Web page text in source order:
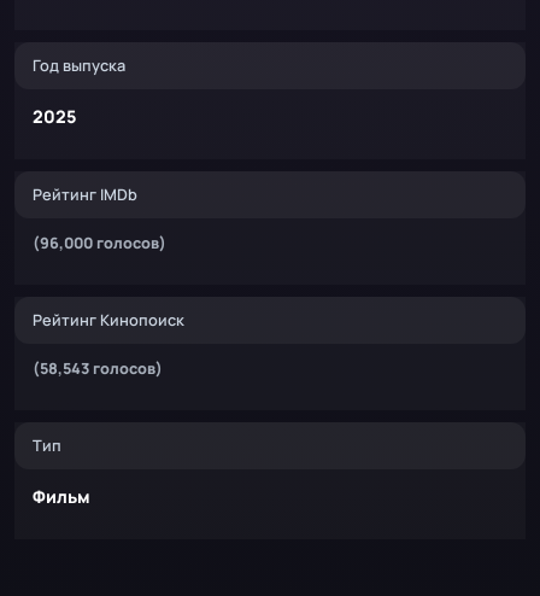
Год выпуска
2025
Рейтинг IMDb
(96,000 голосов)
Рейтинг Кинопоиск
(58,543 голосов)
Тип
Фильм